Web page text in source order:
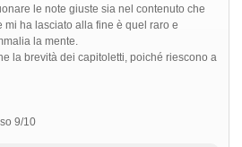
le note giuste sia nel contenuto che
ha lasciato alla fine è quel raro e
la mente.
la brevità dei capitoletti, poiché riescono a
9/10